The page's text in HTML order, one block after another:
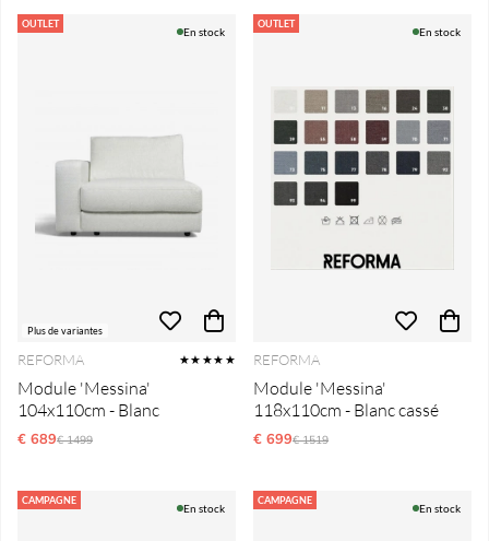
OUTLET
Plus de variantes
En stock
REFORMA ★★★★★
Module 'Messina'
104x110cm - Blanc
€ 689Prix régulier:
€ 1499
OUTLET
En stock
REFORMA
Module 'Messina'
118x110cm - Blanc cassé
€ 699Prix régulier:
€ 1519
CAMPAGNE
En stock
CAMPAGNE
En stock